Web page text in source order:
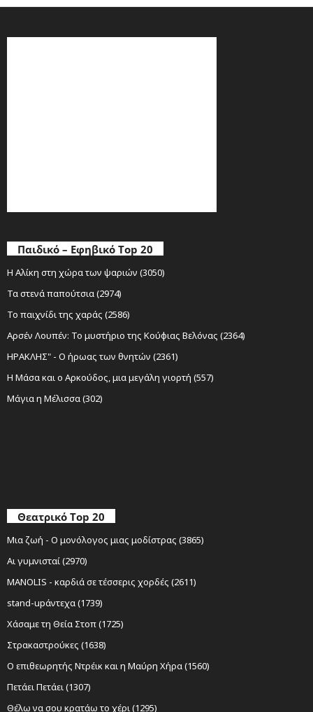
Παιδικό – Εφηβικό Top 20
Η Αλίκη στη χώρα των ψαριών (3050)
Τα στενά παπούτσια (2974)
Το παιχνίδι της χαράς (2586)
Αρσέν Λουπέν: Το μυστήριο της Κούφιας Βελόνας (2364)
ΗΡΑΚΛΗΣ" - Ο ήρωας των θνητών (2361)
Η Μάσα και ο Αρκούδος, μια μεγάλη γιορτή (557)
Μάγια η Μέλισσα (302)
Θεατρικό Top 20
Μια ζωή - Ο μονόλογος μιας μοδίστρας (3865)
Αι γυμνισταί (2970)
MANOLIS - καρδιά σε τέσσερις χορδές (2611)
stand-upάντεχα (1739)
Χάσαμε τη Θεία Στοπ (1725)
Στρακαστρούκες (1638)
Ο επιθεωρητής Ντρέικ και η Μαύρη Χήρα (1560)
Πετάει Πετάει (1307)
Θέλω να σου κρατάω το χέρι (1295)